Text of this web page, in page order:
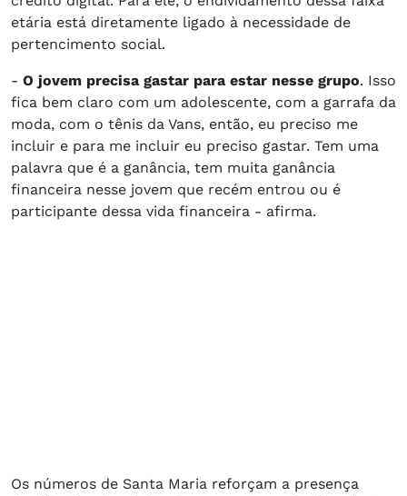
etária está diretamente ligado à necessidade de
pertencimento social.
- O jovem precisa gastar para estar nesse grupo. Isso
fica bem claro com um adolescente, com a garrafa da
moda, com o tênis da Vans, então, eu preciso me
incluir e para me incluir eu preciso gastar. Tem uma
palavra que é a ganância, tem muita ganância
financeira nesse jovem que recém entrou ou é
participante dessa vida financeira - afirma.
Os números de Santa Maria reforçam a presença